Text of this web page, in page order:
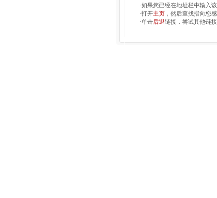
·如果您已经在地址栏中输入
·打开主页 ，然后查找指向您
·单击后退链接，尝试其他链